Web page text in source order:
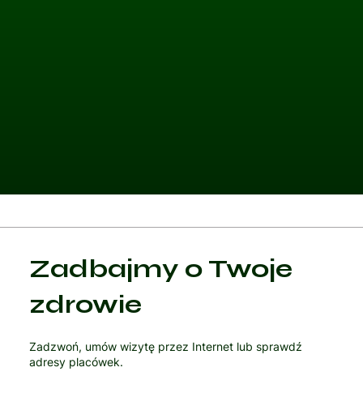
Zadbajmy o Twoje
zdrowie
Zadzwoń, umów wizytę przez Internet lub sprawdź
adresy placówek.